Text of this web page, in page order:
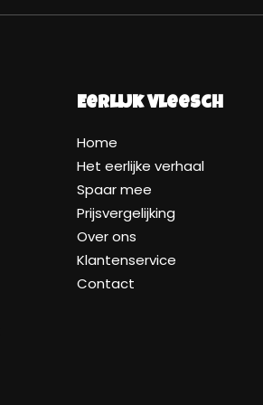
Eerlijk Vleesch
Home
Het eerlijke verhaal
Spaar mee
Prijsvergelijking
Over ons
Klantenservice
Contact